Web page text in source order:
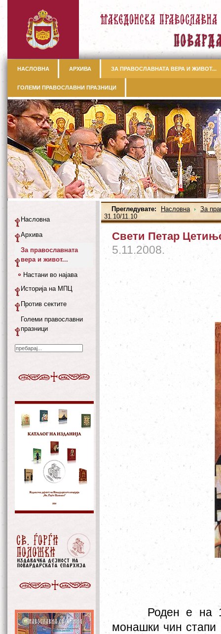
НАСЛОВНА АРХИВА ЗА ПРАВОСЛАВНАТА ВЕРА И ЖИВОТ...
ГОЛЕМИ ПРАВОСЛАВНИ ПРАЗНИЦИ
Прегледувате: Насловна
За
31.10/11.10
Свети Петар
5.11.2008.
Роден е на
монашки чин стапи
Насловна
Архива
За православната
вера и живот...
Настани во најава
Историја на МПЦ
Против сектите
Големи православни
празници